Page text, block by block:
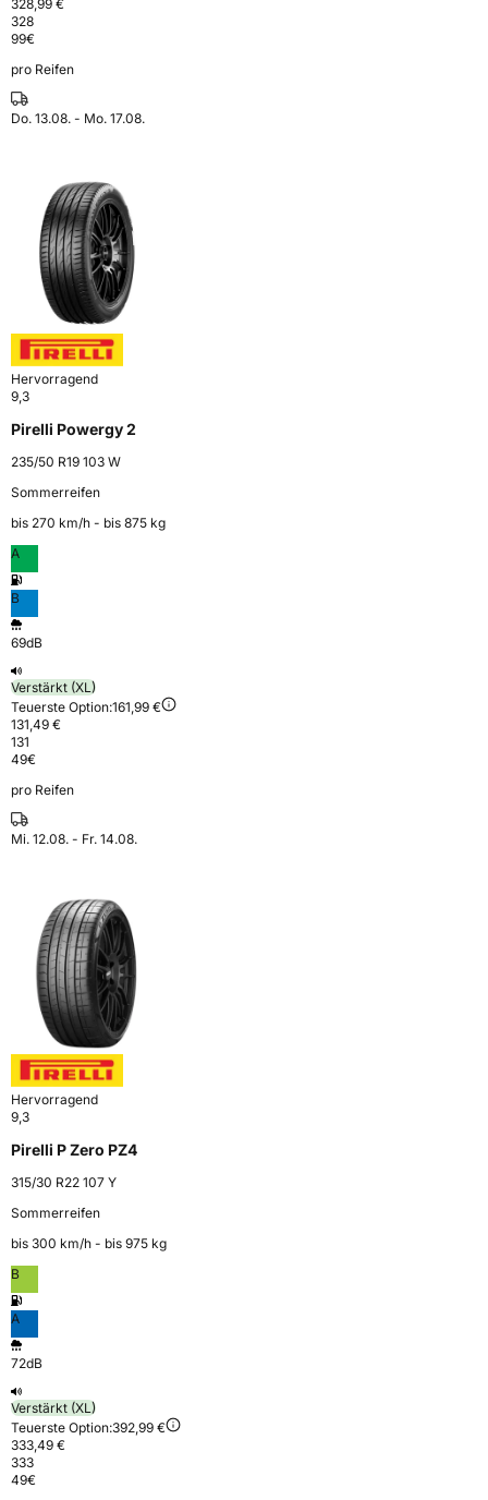
328,99 €
328
99€
pro Reifen
Do. 13.08. - Mo. 17.08.
Hervorragend
9,3
Pirelli Powergy 2
235/50 R19 103 W
Sommerreifen
bis 270 km⁠/⁠h - bis 875 kg
A
B
69dB
Verstärkt (XL)
Teuerste Option:161,99 €
131,49 €
131
49€
pro Reifen
Mi. 12.08. - Fr. 14.08.
Hervorragend
9,3
Pirelli P Zero PZ4
315/30 R22 107 Y
Sommerreifen
bis 300 km⁠/⁠h - bis 975 kg
B
A
72dB
Verstärkt (XL)
Teuerste Option:392,99 €
333,49 €
333
49€